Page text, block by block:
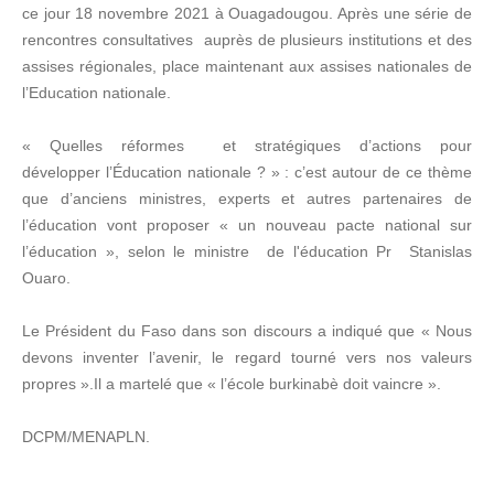
ce jour 18 novembre 2021 à Ouagadougou. Après une série de
rencontres consultatives auprès de plusieurs institutions et des
assises régionales, place maintenant aux assises nationales de
l’Education nationale.
« Quelles réformes et stratégiques d’actions pour
développer l’Éducation nationale ? » : c’est autour de ce thème
que d’anciens ministres, experts et autres partenaires de
l’éducation vont proposer « un nouveau pacte national sur
l’éducation », selon le ministre de l'éducation Pr Stanislas
Ouaro.
Le Président du Faso dans son discours a indiqué que « Nous
devons inventer l’avenir, le regard tourné vers nos valeurs
propres ».Il a martelé que « l’école burkinabè doit vaincre ».
DCPM/MENAPLN.